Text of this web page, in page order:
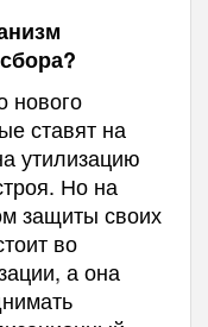
нового
ставят на
утилизацию
Но на
защиты своих
во
а она